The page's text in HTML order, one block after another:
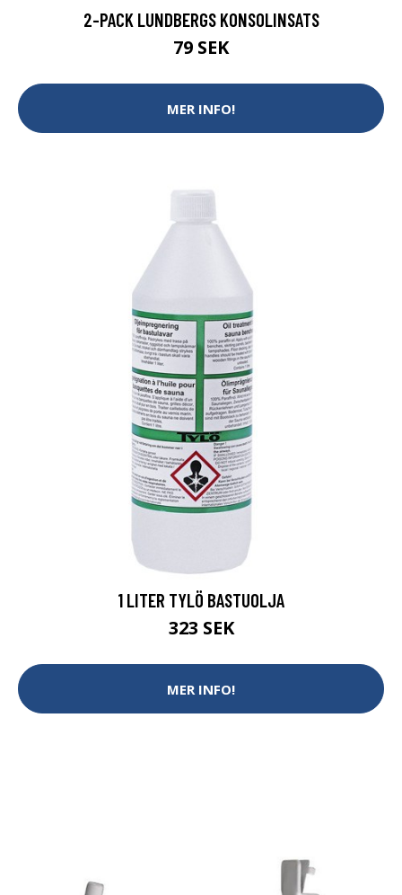
2-PACK LUNDBERGS KONSOLINSATS
79 SEK
MER INFO!
1 LITER TYLÖ BASTUOLJA
323 SEK
MER INFO!